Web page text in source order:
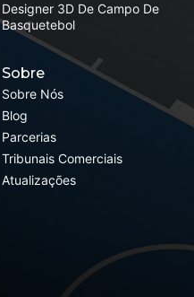
Designer 3D De Campo De
Basquetebol
Sobre
Sobre Nós
Blog
Parcerias
Tribunais Comerciais
Atualizações